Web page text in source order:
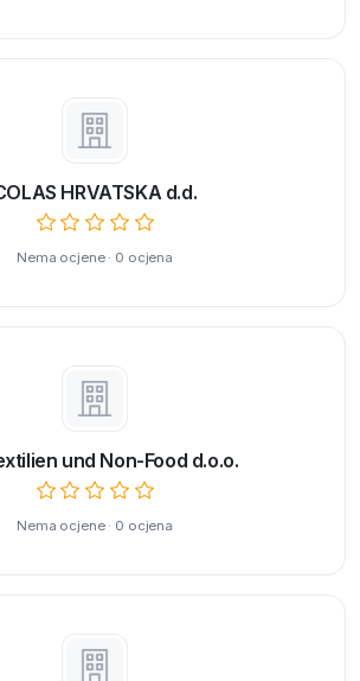
HRVATSKA d.d.
Nema ocjene · 0 ocjena
und Non-Food d.o.o.
Nema ocjene · 0 ocjena